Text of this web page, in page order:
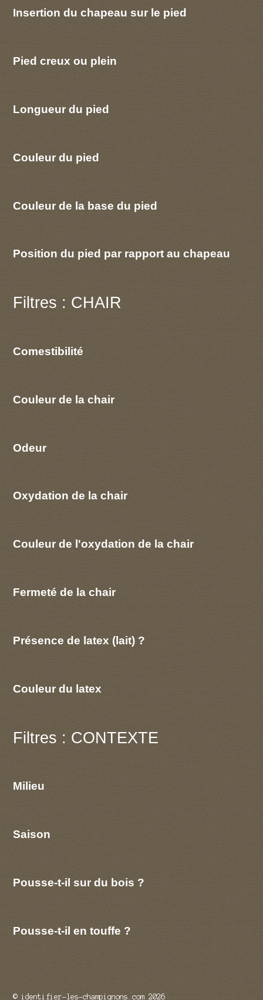
Insertion du chapeau sur le pied
Pied creux ou plein
Longueur du pied
Couleur du pied
Couleur de la base du pied
Position du pied par rapport au chapeau
Filtres : CHAIR
Comestibilité
Couleur de la chair
Odeur
Oxydation de la chair
Couleur de l'oxydation de la chair
Fermeté de la chair
Présence de latex (lait) ?
Couleur du latex
Filtres : CONTEXTE
Milieu
Saison
Pousse-t-il sur du bois ?
Pousse-t-il en touffe ?
© identifier-les-champignons.com 2026